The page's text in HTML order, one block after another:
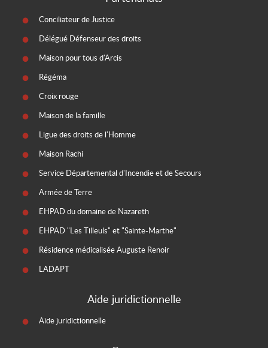
Conciliateur de Justice
Délégué Défenseur des droits
Maison pour tous d'Arcis
Régéma
Croix rouge
Maison de la famille
Ligue des droits de l'Homme
Maison Rachi
Service Départemental d'Incendie et de Secours
Armée de Terre
EHPAD du domaine de Nazareth
EHPAD "Les Tilleuls" et "Sainte-Marthe"
Résidence médicalisée Auguste Renoir
LADAPT
Aide juridictionnelle
Aide juridictionnelle